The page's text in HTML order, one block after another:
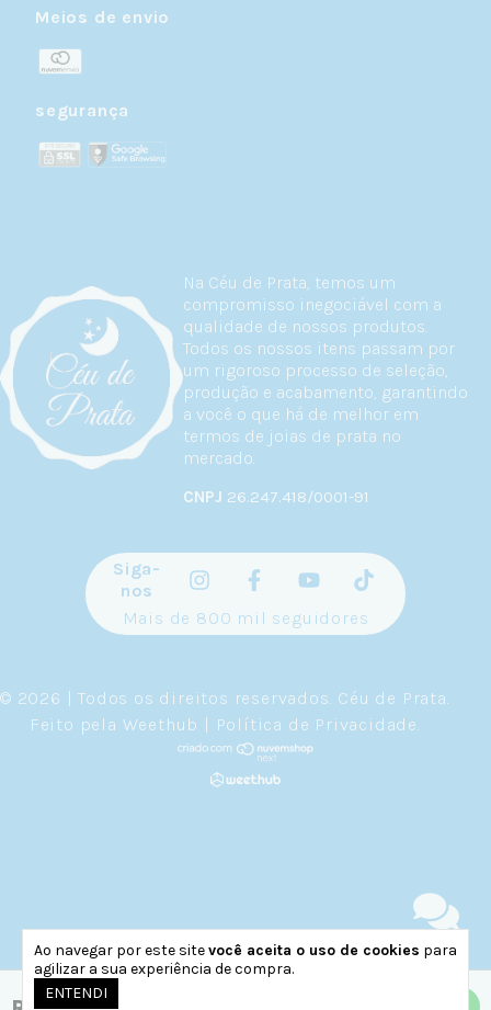
Ao navegar por este sitevocê aceita o uso de cookies para
agilizar a sua experiência de compra.
ENTENDI
Na Céu de Prata, temos um
compromisso inegociável com a
qualidade de nossos produtos.
Todos os nossos itens passam por
um rigoroso processo de seleção,
produção e acabamento, garantindo
a você o que há de melhor em
termos de joias de prata no
mercado.
CNPJ 26.247.418/0001-91
Meios de envio
segurança
Siga-
nos
Mais de 800 mil seguidores
© 2026 | Todos os direitos reservados. Céu de Prata
Feito pela Weethub | Política de Privacidade